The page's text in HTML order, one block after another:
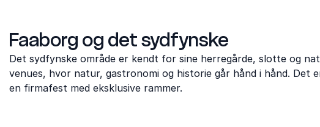
Faaborg og det sydfynske
Det sydfynske område er kendt for sine herregårde, slotte og
venues, hvor natur, gastronomi og historie går hånd i hånd. Det
en firmafest med eksklusive rammer.